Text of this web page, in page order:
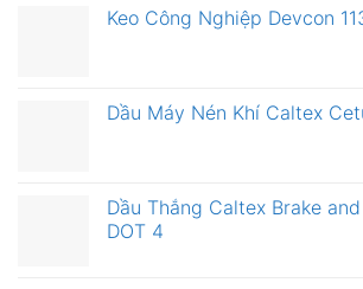
Keo Công Nghiệp Devcon
Dầu Máy Nén Khí Caltex
Dầu Thắng Caltex Brake
DOT 4